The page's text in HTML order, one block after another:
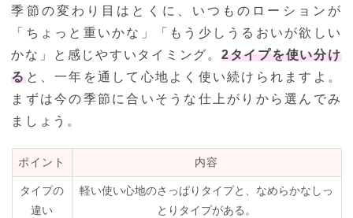
季節の変わり目はとくに、いつものローションが
「ちょっと重いかな」「もう少しうるおいが欲しい
かな」と感じやすいタイミング。 2タイプを使い分け
ると、一年を通して心地よく使い続けられますよ。
まずは今の季節に合いそうな仕上がりから選んでみ
ましょう。
ポイント 内容
タイプの
違い
軽い使い心地のさっぱりタイプと、なめらかなしっ
とりタイプがある。